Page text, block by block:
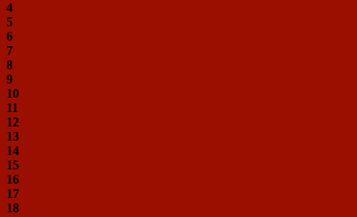
4
5
6
7
8
9
10
11
12
13
14
15
16
17
18